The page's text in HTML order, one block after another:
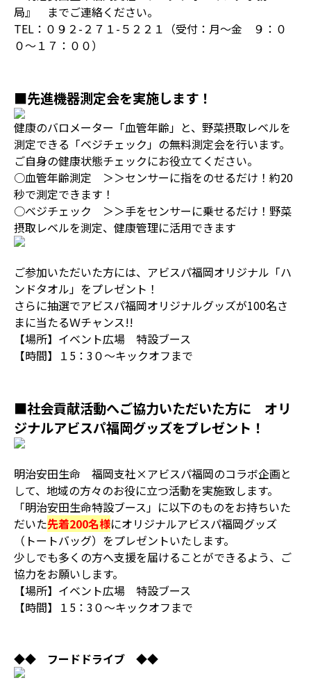
局』 までご連絡ください。
TEL：０９２-２７１-５２２１（受付：月～金 ９：０
０～１７：００）
■先進機器測定会を実施します！
健康のバロメーター「血管年齢」と、野菜摂取レベルを
測定できる「ベジチェック」の無料測定会を行います。
ご自身の健康状態チェックにお役立てください。
○血管年齢測定 ＞＞センサーに指をのせるだけ！約20
秒で測定できます！
○ベジチェック ＞＞手をセンサーに乗せるだけ！野菜
摂取レベルを測定、健康管理に活用できます
ご参加いただいた方には、アビスパ福岡オリジナル「ハ
ンドタオル」をプレゼント！
さらに抽選でアビスパ福岡オリジナルグッズが100名さ
まに当たるＷチャンス!!
【場所】イベント広場 特設ブース
【時間】１5：3０～キックオフまで
■社会貢献活動へご協力いただいた方に オリ
ジナルアビスパ福岡グッズをプレゼント！
明治安田生命 福岡支社×アビスパ福岡のコラボ企画と
して、地域の方々のお役に立つ活動を実施致します。
「明治安田生命特設ブース」に以下のものをお持ちいた
だいた先着200名様にオリジナルアビスパ福岡グッズ
（トートバッグ）をプレゼントいたします。
少しでも多くの方へ支援を届けることができるよう、ご
協力をお願いします。
【場所】イベント広場 特設ブース
【時間】１5：3０～キックオフまで
◆◆ フードドライブ ◆◆